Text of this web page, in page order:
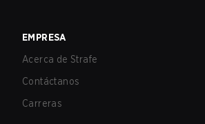
EMPRESA
Acerca de Strafe
Contáctanos
Carreras